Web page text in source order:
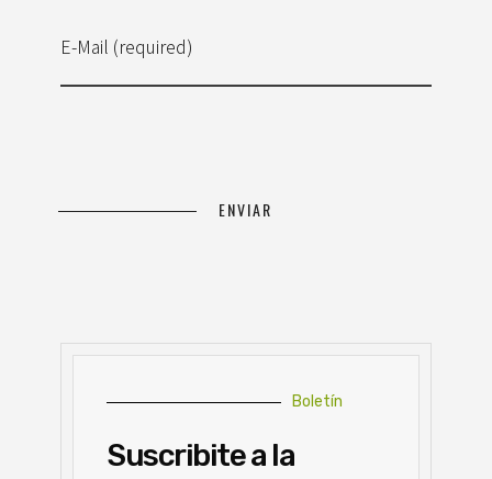
E-Mail (required)
Boletín
Suscribite a la